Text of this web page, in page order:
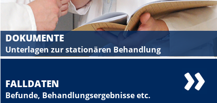
DOKUMENTE
Unterlagen zur stationären Behandlung
FALLDATEN
Befunde, Behandlungsergebnisse etc.